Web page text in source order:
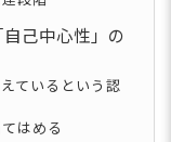
自己中心性」の
ているという認
はめる